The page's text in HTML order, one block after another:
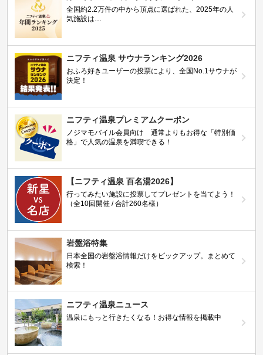
全国約2.2万件の中から頂点に選ばれた、2025年の人
気施設は…
ニフティ温泉 サウナランキング2026
おふろ好きユーザーの投票により、全国No.1サウナが
決定！
ニフティ温泉プレミアムクーポン
ノジマモバイル会員向け 通常よりもお得な「特別価
格」で人気の温泉を満喫できる！
【ニフティ温泉 百名湯2026】
行ってみたい施設に投票してプレゼントを当てよう！
（全10回開催 / 合計260名様）
岩盤浴特集
日本全国の岩盤浴情報だけをピックアップ。まとめて
検索！
ニフティ温泉ニュース
温泉にもっと行きたくなる！お得な情報を掲載中